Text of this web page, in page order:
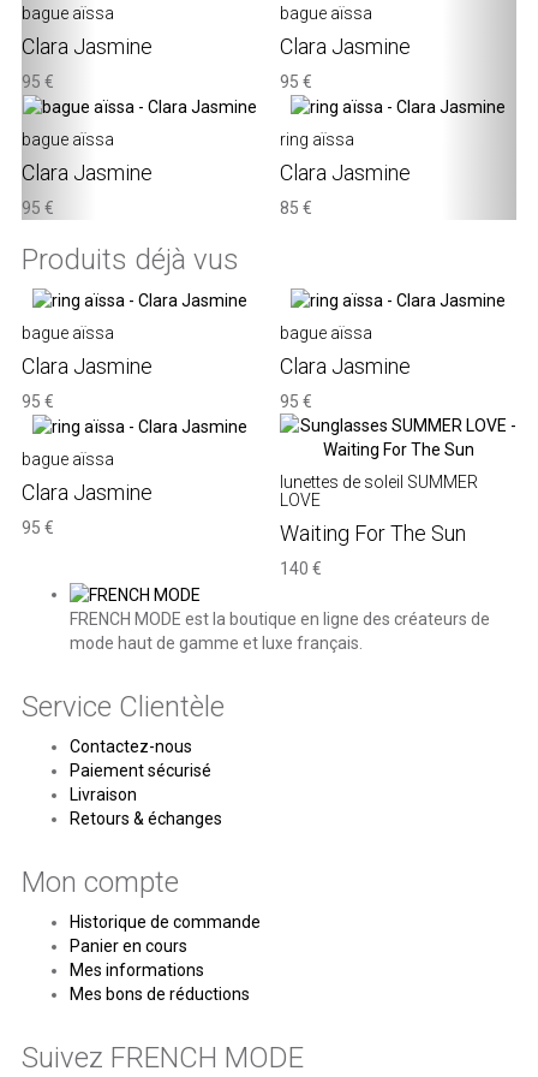
bague aïssa
Clara Jasmine
95 €
bague aïssa
Clara Jasmine
95 €
bague aïssa
Clara Jasmine
95 €
ring aïssa
Clara Jasmine
85 €
Produits déjà vus
bague aïssa
Clara Jasmine
95 €
bague aïssa
Clara Jasmine
95 €
bague aïssa
Clara Jasmine
95 €
lunettes de soleil SUMMER
LOVE
Waiting For The Sun
140 €
FRENCH MODE est la boutique en ligne des créateurs de
mode haut de gamme et luxe français.
Service Clientèle
Contactez-nous
Paiement sécurisé
Livraison
Retours & échanges
Mon compte
Historique de commande
Panier en cours
Mes informations
Mes bons de réductions
Suivez FRENCH MODE